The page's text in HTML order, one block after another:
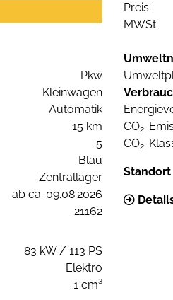
Preis:
MWSt:
Pkw
Kleinwagen
Automatik
15 km
5
Blau
Zentrallager
ab ca. 09.08.2026
21162
83 kW / 113 PS
Elektro
1 cm³
CO2-
CO2-
Standort